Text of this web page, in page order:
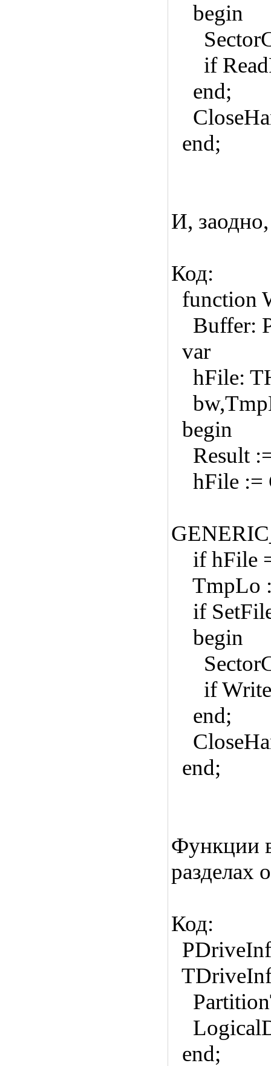
begin
if
end;
end;
И,
Код:
function
Buffer:
var
hFile:
begin
Result
hFile :=
if hFile
TmpLo
if
begin
if
end;
end;
Функции
разделах
Код:
end;